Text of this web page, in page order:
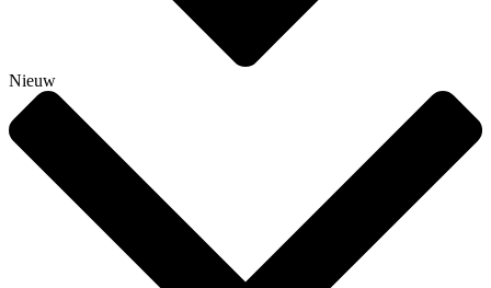
Nieuw